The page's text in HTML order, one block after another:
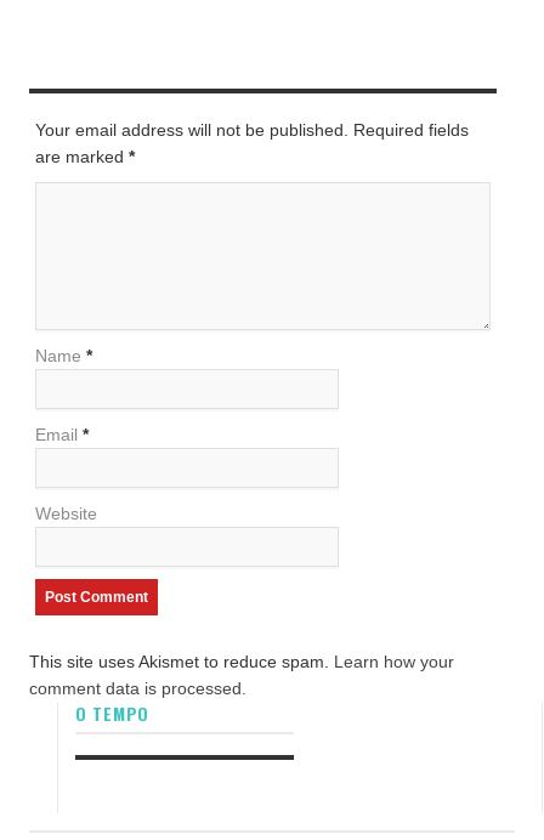
Your email address will not be published. Required fields
are marked *
Name *
Email *
Website
This site uses Akismet to reduce spam. Learn how your
comment data is processed.
O TEMPO